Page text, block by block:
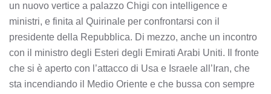
un nuovo vertice a palazzo Chigi con intelligence e
ministri, e finita al Quirinale per confrontarsi con il
presidente della Repubblica. Di mezzo, anche un incontro
con il ministro degli Esteri degli Emirati Arabi Uniti. Il fronte
che si è aperto con l’attacco di Usa e Israele all’Iran, che
sta incendiando il Medio Oriente e che bussa con sempre